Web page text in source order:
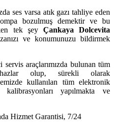
ses varsa atık gazı tahliye eden
bozulmuş demektir ve bu
tek şey Çankaya Dolcevita
ve konumunuzu bildirmek
servis araçlarımızda bulunan tüm
olup, sürekli olarak
kullanılan tüm elektronik
yapılmakta ve
Hizmet Garantisi, 7/24